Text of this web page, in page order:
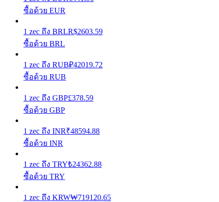
ผลตอบแทนสูงและเข้าถึงได้ทันที
ซื้อด้วย EUR
1 zec ถึง BRLR$2603.59
ซื้อด้วย BRL
1 zec ถึง RUB₽42019.72
ซื้อด้วย RUB
1 zec ถึง GBP£378.59
ซื้อด้วย GBP
1 zec ถึง INR₹48594.88
ซื้อด้วย INR
1 zec ถึง TRY₺24362.88
ซื้อด้วย TRY
1 zec ถึง KRW₩719120.65